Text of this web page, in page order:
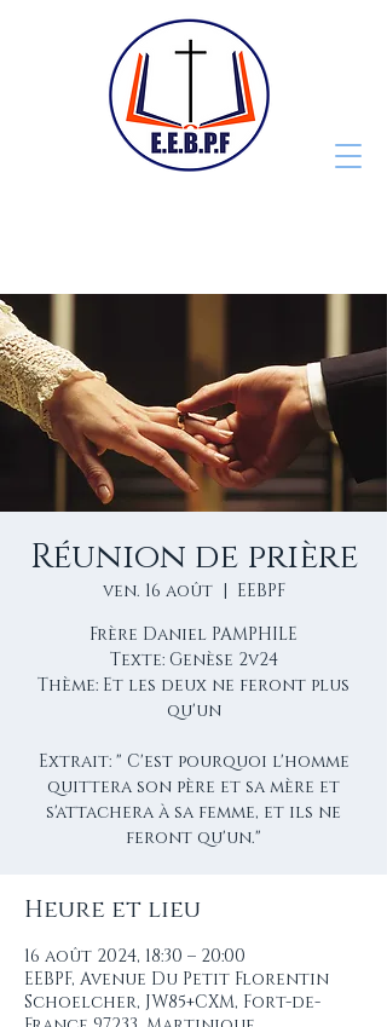
Réunion de prière
ven. 16 août
  |
EEBPF
Frère Daniel PAMPHILE
Texte: Genèse 2v24
Thème: Et les deux ne feront plus
qu'un
Extrait: " C'est pourquoi l'homme
quittera son père et sa mère et
s'attachera à sa femme, et ils ne
feront qu'un."
Heure et lieu
16 août 2024, 18:30 – 20:00
EEBPF, Avenue Du Petit Florentin
Schoelcher, JW85+CXM, Fort-de-